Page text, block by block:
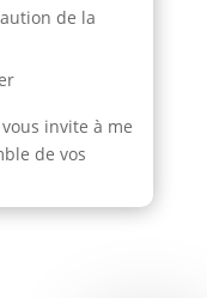
de la
invite à me
de vos